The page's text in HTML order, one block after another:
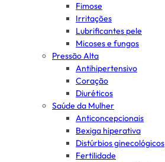
Fimose
Irritações
Lubrificantes pele
Micoses e fungos
Pressão Alta
Antihipertensivo
Coração
Diuréticos
Saúde da Mulher
Anticoncepcionais
Bexiga hiperativa
Distúrbios ginecológicos
Fertilidade